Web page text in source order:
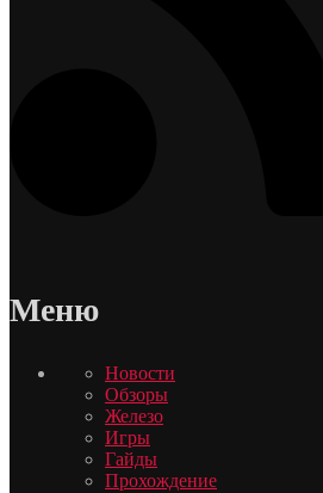
Меню
Новости
Обзоры
Железо
Игры
Гайды
Прохождение